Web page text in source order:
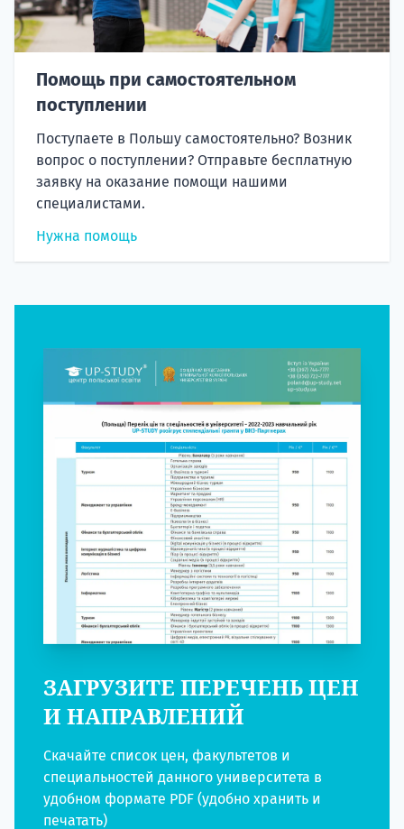
Помощь при самостоятельном
поступлении
Поступаете в Польшу самостоятельно? Возник
вопрос о поступлении? Отправьте бесплатную
заявку на оказание помощи нашими
специалистами.
Нужна помощь
ЗАГРУЗИТЕ ПЕРЕЧЕНЬ ЦЕН
И НАПРАВЛЕНИЙ
Скачайте список цен, факультетов и
специальностей данного университета в
удобном формате PDF (удобно хранить и
печатать)